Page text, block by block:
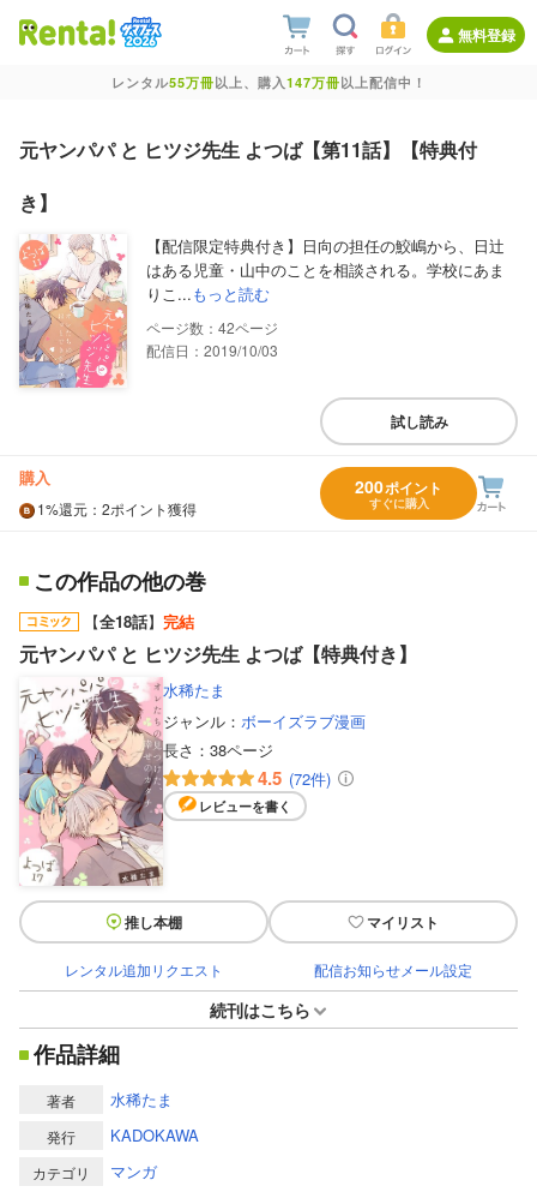
無料登録
レンタル55万冊以上、購入147万冊以上配信中！
元ヤンパパ と ヒツジ先生 よつば【第11話】【特典付
き】
【配信限定特典付き】日向の担任の鮫嶋から、日辻
はある児童・山中のことを相談される。学校にあま
りこ...もっと読む
42
配信日：2019/10/03
試し読み
購入
1%還元 ：2ポイント獲得
200ポイント
すぐに購入
この作品の他の巻
【全18話】 完結
元ヤンパパ と ヒツジ先生 よつば【特典付き】
水稀たま
ジャンル： ボーイズラブ漫画
長さ： 38ページ
4.5 (72件)
レビューを書く
推し本棚 マイリスト
レンタル追加リクエスト 配信お知らせメール設定
続刊はこちら
作品詳細
著者 水稀たま
発行 KADOKAWA
カテゴリ マンガ